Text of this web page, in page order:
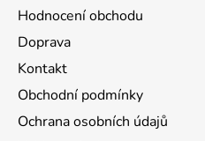
Hodnocení obchodu
Doprava
Kontakt
Obchodní podmínky
Ochrana osobních údajů